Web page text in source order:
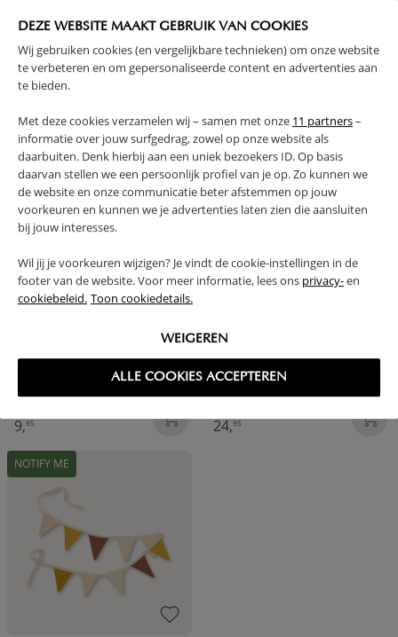
DEZE WEBSITE MAAKT GEBRUIK VAN COOKIES
Wij gebruiken cookies (en vergelijkbare technieken) om onze website
te verbeteren en om gepersonaliseerde content en advertenties aan
te bieden.
Met deze cookies verzamelen wij – samen met onze 11 partners–
informatie over jouw surfgedrag, zowel op onze website als
daarbuiten. Denk hierbij aan een uniek bezoekers ID. Op basis
daarvan stellen we een persoonlijk profiel van je op. Zo kunnen we
de website en onze communicatie beter afstemmen op jouw
voorkeuren en kunnen we je advertenties laten zien die aansluiten
bij jouw interesses.
Wil jij je voorkeuren wijzigen? Je vindt de cookie-instellingen in de
footer van de website. Voor meer informatie, lees ons privacy-en
cookiebeleid. Toon cookiedetails.
WEIGEREN
ALLE COOKIES ACCEPTEREN
WIT EN NATUREL
19,95
MAAN
24,95
STOFFEN VLAGGENLIJN «LEO» |
185 CM | MEERKLEURIG
9,95
DIERENKOP KINDERKAMER
24,95
NOTIFY ME